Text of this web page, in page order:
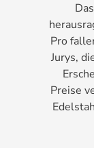
Pro
Jurys,
Preise